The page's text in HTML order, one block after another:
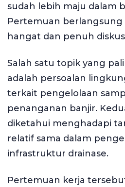
sudah lebih maju dalam
Pertemuan berlangsung
hangat dan penuh
Salah satu topik yang
adalah persoalan
terkait pengelolaan
penanganan banjir.
diketahui menghadapi
relatif sama dalam
infrastruktur drainase.
Pertemuan kerja